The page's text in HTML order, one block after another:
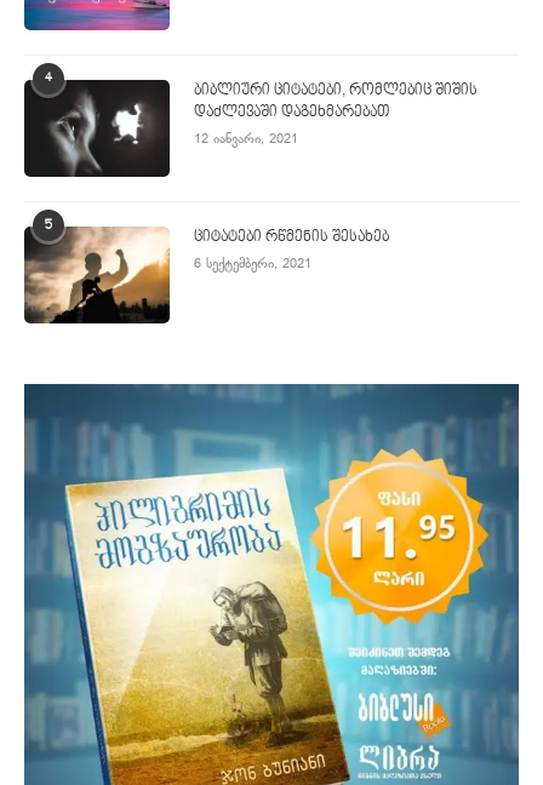
4
ბიბლიური ციტატები, რომლებიც შიშის
დაძლევაში დაგეხმარებათ
12 იანვარი, 2021
5
ციტატები რწმენის შესახებ
6 სექტემბერი, 2021